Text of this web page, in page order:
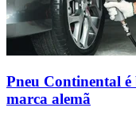
Pneu Continental
marca alemã